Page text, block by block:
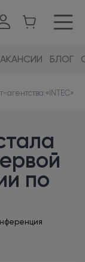
БЛОГ
агентства «INTEC»
по